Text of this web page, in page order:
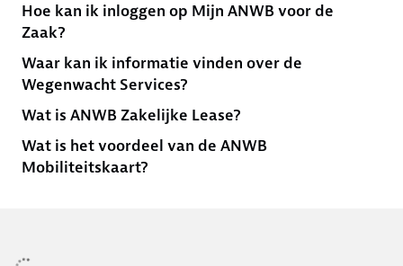
Hoe kan ik inloggen op Mijn ANWB voor de
Zaak?
Waar kan ik informatie vinden over de
Wegenwacht Services?
Wat is ANWB Zakelijke Lease?
Wat is het voordeel van de ANWB
Mobiliteitskaart?